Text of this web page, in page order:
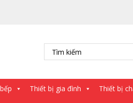
Thiết bị gia đình Thiết bị